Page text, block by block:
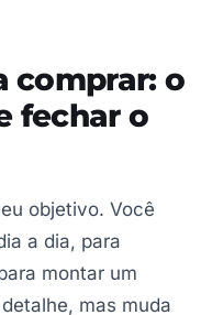
comprar: o
fechar o
objetivo. Você
a dia, para
montar um
mas muda